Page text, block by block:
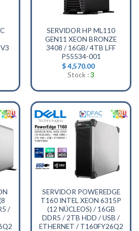
SERVIDOR HP ML110
GEN11 XEON BRONZE
3408 / 16GB/ 4TB LFF
P55534-001
$4,570.00
Stock :3
/
SERVIDOR POWEREDGE
T160 INTEL XEON 6315P
(12 NÚCLEOS) / 16GB
DDR5 / 2TB HDD / USB /
ETHERNET / T160FY26Q2